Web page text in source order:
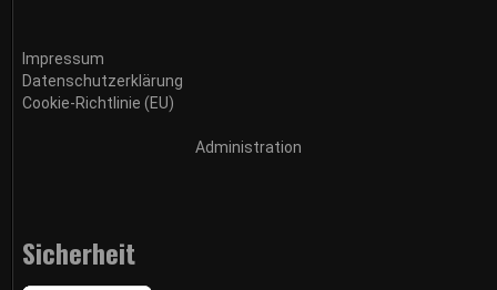
Impressum
Datenschutzerklärung
Cookie-Richtlinie (EU)
Administration
Sicherheit